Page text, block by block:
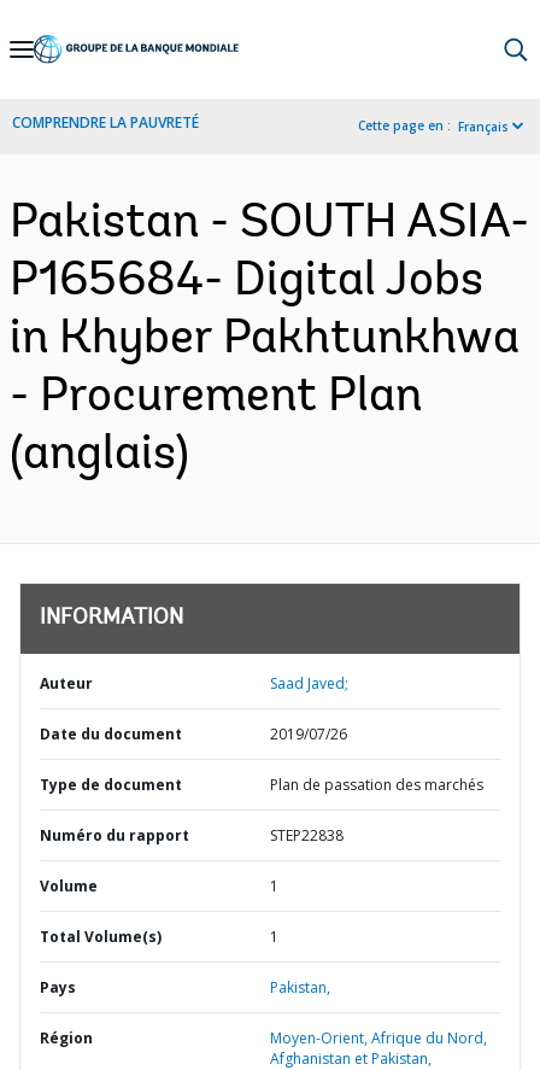
Skip
Navigation
COMPRENDRE LA PAUVRETÉ Cette page en : Français
Pakistan - SOUTH ASIA-
P165684- Digital Jobs
in Khyber Pakhtunkhwa
- Procurement Plan
(anglais)
INFORMATION
Auteur Saad Javed;
Date du document 2019/07/26
Type de document Plan de passation des marchés
Numéro du rapport STEP22838
Volume 1
Total Volume(s) 1
Pays Pakistan,
Région
Moyen-Orient, Afrique du Nord,
Afghanistan et Pakistan,